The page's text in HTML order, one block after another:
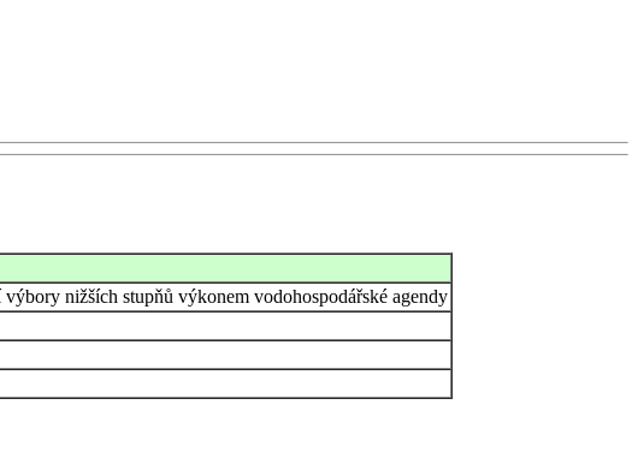
nižších stupňů výkonem vodohospodářské agendy